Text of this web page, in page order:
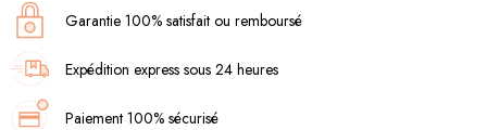
Garantie 100% satisfait ou remboursé
Expédition express sous 24 heures
Paiement 100% sécurisé